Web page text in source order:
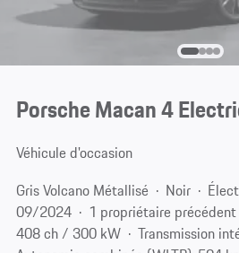
Porsche Macan 4
Véhicule d'occasion
Gris Volcano Métallisé
Noir
09/2024
1 propriétaire précédent
408 ch / 300 kW
Transmission